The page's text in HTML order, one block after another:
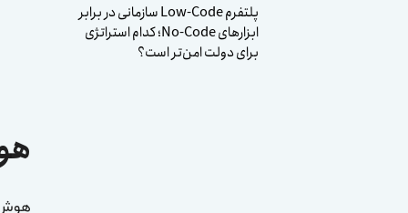
پلتفرم Low-Code سازمانی در برابر
ابزارهای No-Code؛ کدام استراتژی
برای دولت امن‌تر است؟